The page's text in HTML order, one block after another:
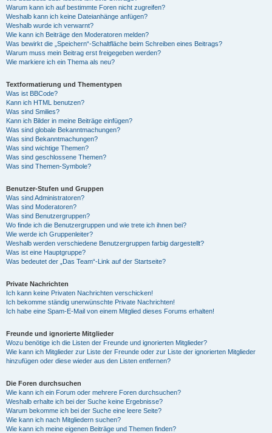
Warum kann ich auf bestimmte Foren nicht zugreifen?
Weshalb kann ich keine Dateianhänge anfügen?
Weshalb wurde ich verwarnt?
Wie kann ich Beiträge den Moderatoren melden?
Was bewirkt die „Speichern“-Schaltfläche beim Schreiben eines Beitrags?
Warum muss mein Beitrag erst freigegeben werden?
Wie markiere ich ein Thema als neu?
Textformatierung und Thementypen
Was ist BBCode?
Kann ich HTML benutzen?
Was sind Smilies?
Kann ich Bilder in meine Beiträge einfügen?
Was sind globale Bekanntmachungen?
Was sind Bekanntmachungen?
Was sind wichtige Themen?
Was sind geschlossene Themen?
Was sind Themen-Symbole?
Benutzer-Stufen und Gruppen
Was sind Administratoren?
Was sind Moderatoren?
Was sind Benutzergruppen?
Wo finde ich die Benutzergruppen und wie trete ich ihnen bei?
Wie werde ich Gruppenleiter?
Weshalb werden verschiedene Benutzergruppen farbig dargestellt?
Was ist eine Hauptgruppe?
Was bedeutet der „Das Team“-Link auf der Startseite?
Private Nachrichten
Ich kann keine Privaten Nachrichten verschicken!
Ich bekomme ständig unerwünschte Private Nachrichten!
Ich habe eine Spam-E-Mail von einem Mitglied dieses Forums erhalten!
Freunde und ignorierte Mitglieder
Wozu benötige ich die Listen der Freunde und ignorierten Mitglieder?
Wie kann ich Mitglieder zur Liste der Freunde oder zur Liste der ignorierten Mitglieder
hinzufügen oder diese wieder aus den Listen entfernen?
Die Foren durchsuchen
Wie kann ich ein Forum oder mehrere Foren durchsuchen?
Weshalb erhalte ich bei der Suche keine Ergebnisse?
Warum bekomme ich bei der Suche eine leere Seite?
Wie kann ich nach Mitgliedern suchen?
Wie kann ich meine eigenen Beiträge und Themen finden?